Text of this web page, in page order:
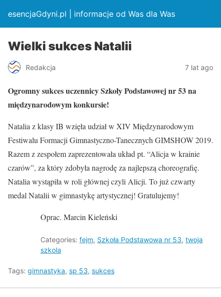
esencjaGdyni.pl | informacje od Was dla Was
Wielki sukces Natalii
Redakcja 7 lat ago
Ogromny sukces uczennicy Szkoły Podstawowej nr 53 na
międzynarodowym konkursie!
Natalia z klasy IB wzięła udział w XIV Międzynarodowym
Festiwalu Formacji Gimnastyczno-Tanecznych GIMSHOW 2019.
Razem z zespołem zaprezentowała układ pt. “Alicja w krainie
czarów”, za który zdobyła nagrodę za najlepszą choreografię.
Natalia wystąpiła w roli głównej czyli Alicji. To już czwarty
medal Natalii w gimnastykę artystycznej! Gratulujemy!
Oprac. Marcin Kieleński
Categories: fejm, Szkoła Podstawowa nr 53, twoja
szkola
Tags: gimnastyka, sp 53, sukces